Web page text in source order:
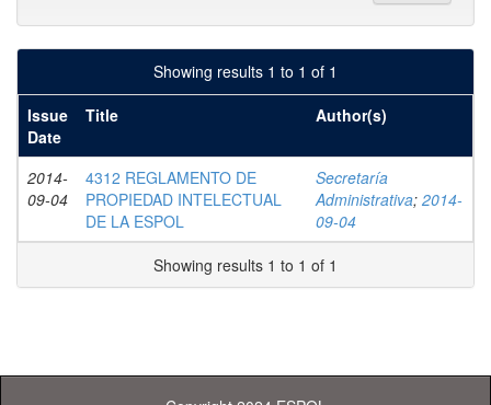
Showing results 1 to 1 of 1
Issue
Date
Title Author(s)
2014-
09-04
4312 REGLAMENTO DE
PROPIEDAD INTELECTUAL
DE LA ESPOL
Secretaría
Administrativa; 2014-
09-04
Showing results 1 to 1 of 1